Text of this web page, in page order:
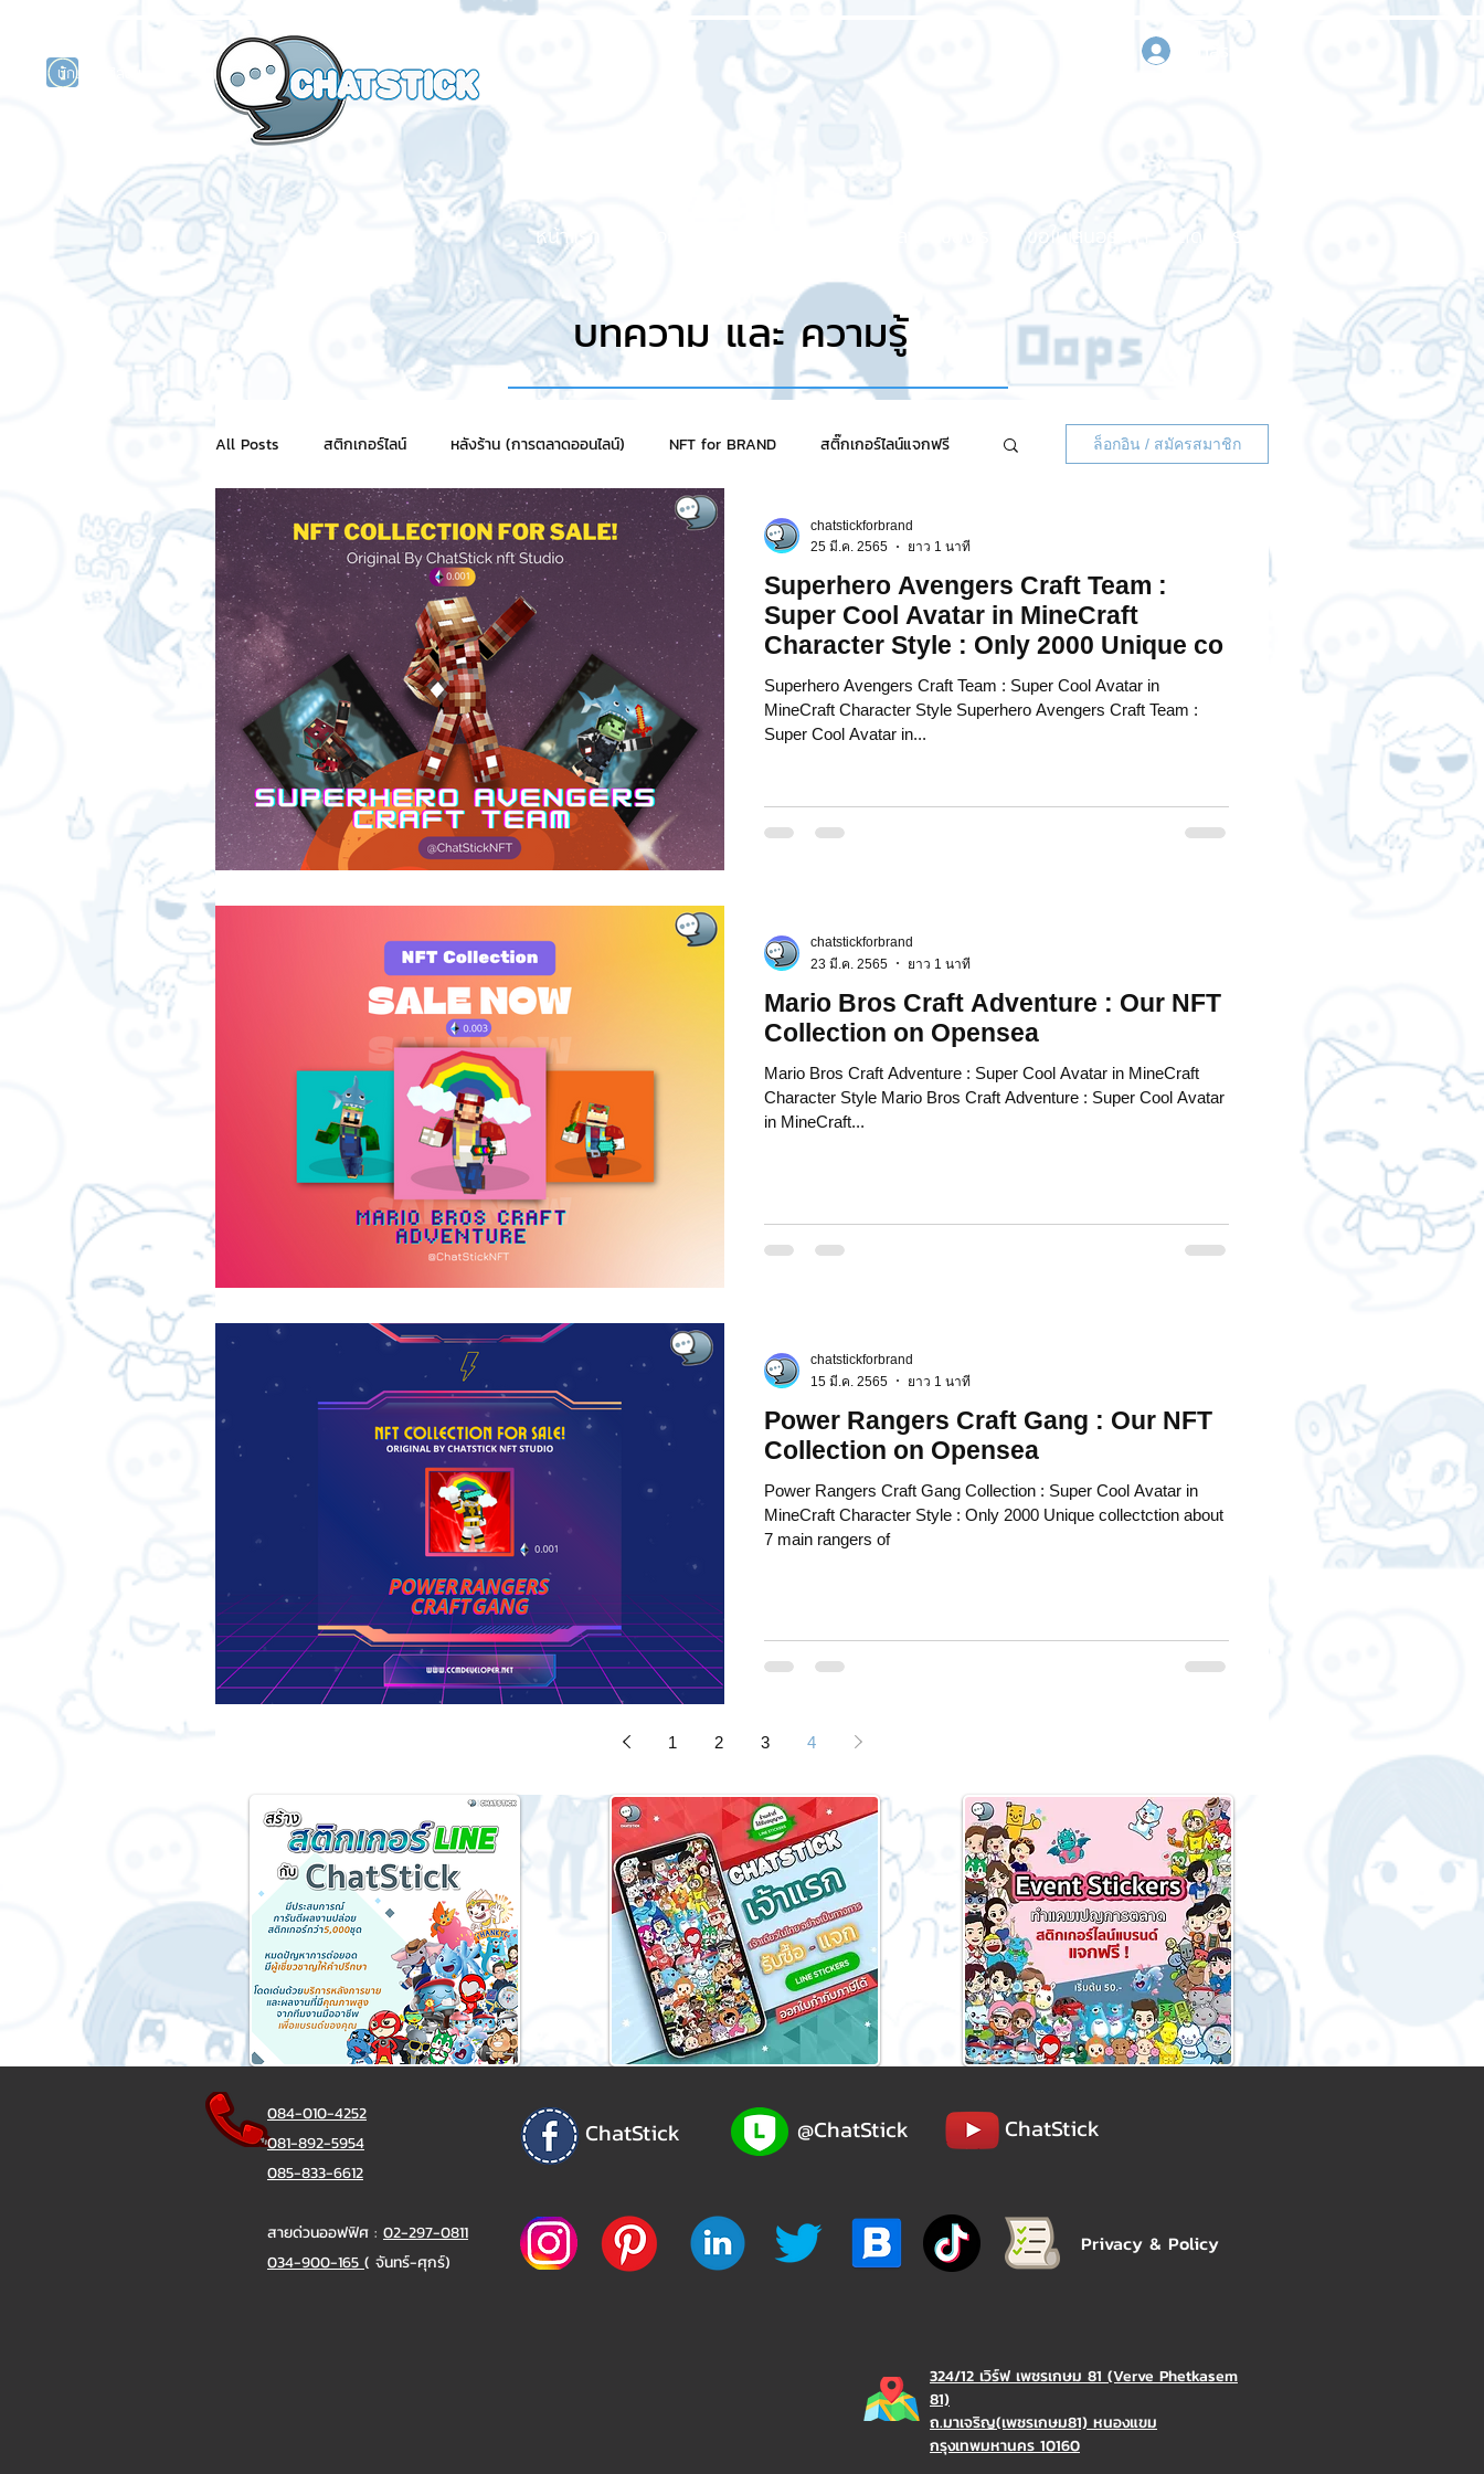
นักแสดงศิลปิน
เข้าสู่ระบบ
หน้าแรก ขอใบเสนอราคา ติดต่อเรา
บทความ และ ความรู้
All Posts สติกเกอร์ไลน์ หลังร้าน (การตลาดออนไลน์) NFT for BRAND สติ๊กเกอร์ไลน์แจกฟรี
สติกเกอร์แชทสติ๊ค ChatStick Market Motion Graphic ความรู้ธุรกิจ
SME และ แฟรนไชส์ การเงินการลงทุน ภาวะผู้นำและการบริหาร LINE application
การออกแบบและดีไซน์ เทคนิคสาระ IT NFT และ Cryptocurrency รีวิวเกมส์จาก ChatStick
ChatStick NFT Collection Chat Bot เวบไซต์ รวมบริการ
ล็อกอิน / สมัครสมาชิก
Superhero Avengers Craft Team :
Super Cool Avatar in MineCraft
Character Style : Only 2000 Unique co
Superhero Avengers Craft Team : Super Cool Avatar in
MineCraft Character Style Superhero Avengers Craft Team :
Super Cool Avatar in...
chatstickforbrand
25 มี.ค. 2565
ยาว 1 นาที
Mario Bros Craft Adventure : Our NFT
Collection on Opensea
Mario Bros Craft Adventure : Super Cool Avatar in MineCraft
Character Style Mario Bros Craft Adventure : Super Cool Avatar
in MineCraft...
chatstickforbrand
23 มี.ค. 2565
ยาว 1 นาที
Power Rangers Craft Gang : Our NFT
Collection on Opensea
Power Rangers Craft Gang Collection : Super Cool Avatar in
MineCraft Character Style : Only 2000 Unique collectction about
7 main rangers of
chatstickforbrand
15 มี.ค. 2565
ยาว 1 นาที
1 2 3 4
084-010-4252
081-892-5954
085-833-6612
สายด่วนออฟฟิศ : 02-297-0811
034-900-165( จันทร์-ศุกร์)
ChatStick @ChatStick ChatStick
Privacy & Policy
324/12 เวิร์ฟ เพชรเกษม 81 (Verve Phetkasem
81)
ถ.มาเจริญ(เพชรเกษม81) หนองแขม
กรุงเทพมหานคร 10160